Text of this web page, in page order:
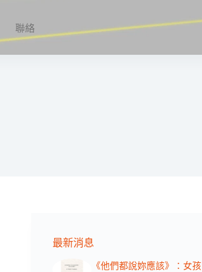
聯絡
最新消息
《他們都說妳應該》：女孩